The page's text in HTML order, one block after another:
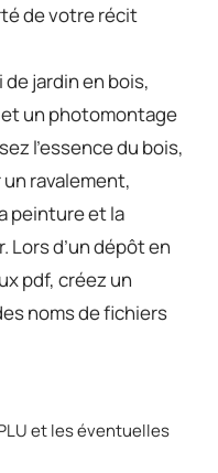
de votre récit
jardin en bois,
un photomontage
l’essence du bois,
ravalement,
peinture et la
Lors d’un dépôt en
pdf, créez un
noms de fichiers
et les éventuelles